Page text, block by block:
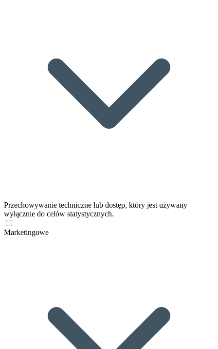
Przechowywanie techniczne lub dostęp, który jest używany
wyłącznie do celów statystycznych.
Marketingowe